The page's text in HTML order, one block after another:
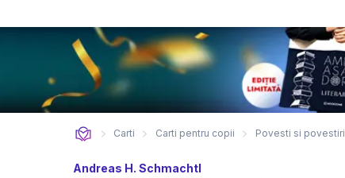
Carti Carti pentru copii Povesti si povestiri
Andreas H. Schmachtl